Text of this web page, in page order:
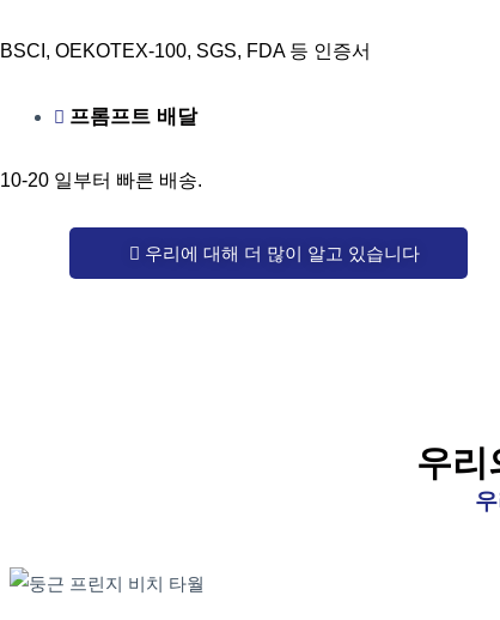
BSCI, OEKOTEX-100, SGS, FDA 등 인증서
프롬프트 배달
10-20 일부터 빠른 배송.
우리에 대해 더 많이 알고 있습니다
우리